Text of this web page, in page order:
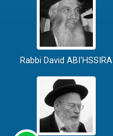
Rabbi David ABI'HSSIRA